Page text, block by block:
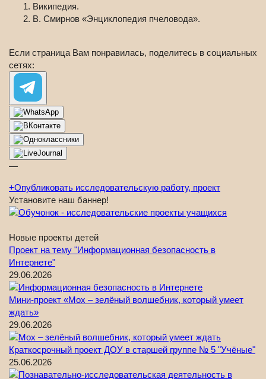
Википедия.
В. Смирнов «Энциклопедия пчеловода».
Если страница Вам понравилась, поделитесь в социальных
сетях:
—
+Опубликовать исследовательскую работу, проект
Установите наш баннер!
Новые проекты детей
Проект на тему "Информационная безопасность в
Интернете"
29.06.2026
Мини-проект «Мох – зелёный волшебник, который умеет
ждать»
29.06.2026
Краткосрочный проект ДОУ в старшей группе № 5 "Учёные"
25.06.2026